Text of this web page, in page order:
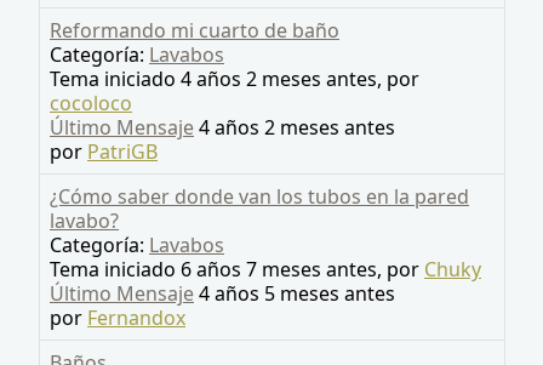
Reformando mi cuarto de baño
Categoría: Lavabos
Tema iniciado 4 años 2 meses antes, por
cocoloco
Último Mensaje4 años 2 meses antes
por PatriGB
¿Cómo saber donde van los tubos en la pared
lavabo?
Categoría: Lavabos
Tema iniciado 6 años 7 meses antes, por Chuky
Último Mensaje4 años 5 meses antes
por Fernandox